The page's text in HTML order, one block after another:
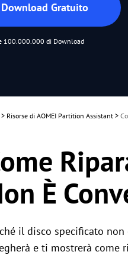
Download Gratuito
100.000.000 di Download
> Risorse di AOMEI Partition Assistant >
È
il disco specificato
e ti mostrerà come